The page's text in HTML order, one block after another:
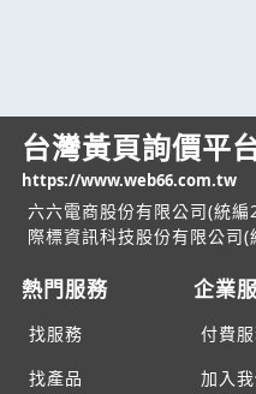
台灣黃頁詢價平
https://www.web66.com.tw
六六電商股份有限公司(統
際標資訊科技股份有限公司
熱門服務
找服務
找產品
企業
付費
加入